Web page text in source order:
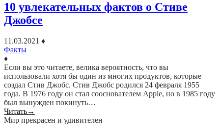
10 увлекательных фактов о Стиве
Джобсе
11.03.2021 ♦
Факты
♦
Если вы это читаете, велика вероятность, что вы
использовали хотя бы один из многих продуктов, которые
создал Стив Джобс. Стив Джобс родился 24 февраля 1955
года. В 1976 году он стал сооснователем Apple, но в 1985 году
был вынужден покинуть…
Читать→
Мир прекрасен и удивителен